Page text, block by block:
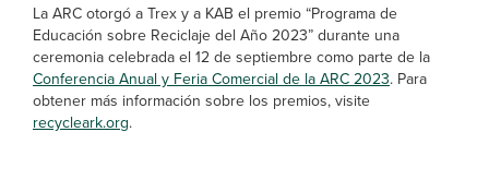
La ARC otorgó a Trex y a KAB el premio “Programa de
Educación sobre Reciclaje del Año 2023” durante una
ceremonia celebrada el 12 de septiembre como parte de la
Conferencia Anual y Feria Comercial de la ARC 2023. Para
obtener más información sobre los premios, visite
recycleark.org.